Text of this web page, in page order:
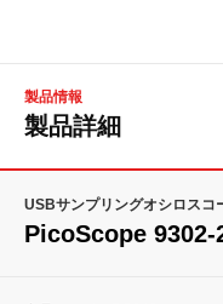
製品情報
製品詳細
USBサンプリングオシロスコ
PicoScope 9302-